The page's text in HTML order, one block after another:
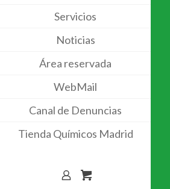
Servicios
Noticias
Área reservada
WebMail
Canal de Denuncias
Tienda Químicos Madrid